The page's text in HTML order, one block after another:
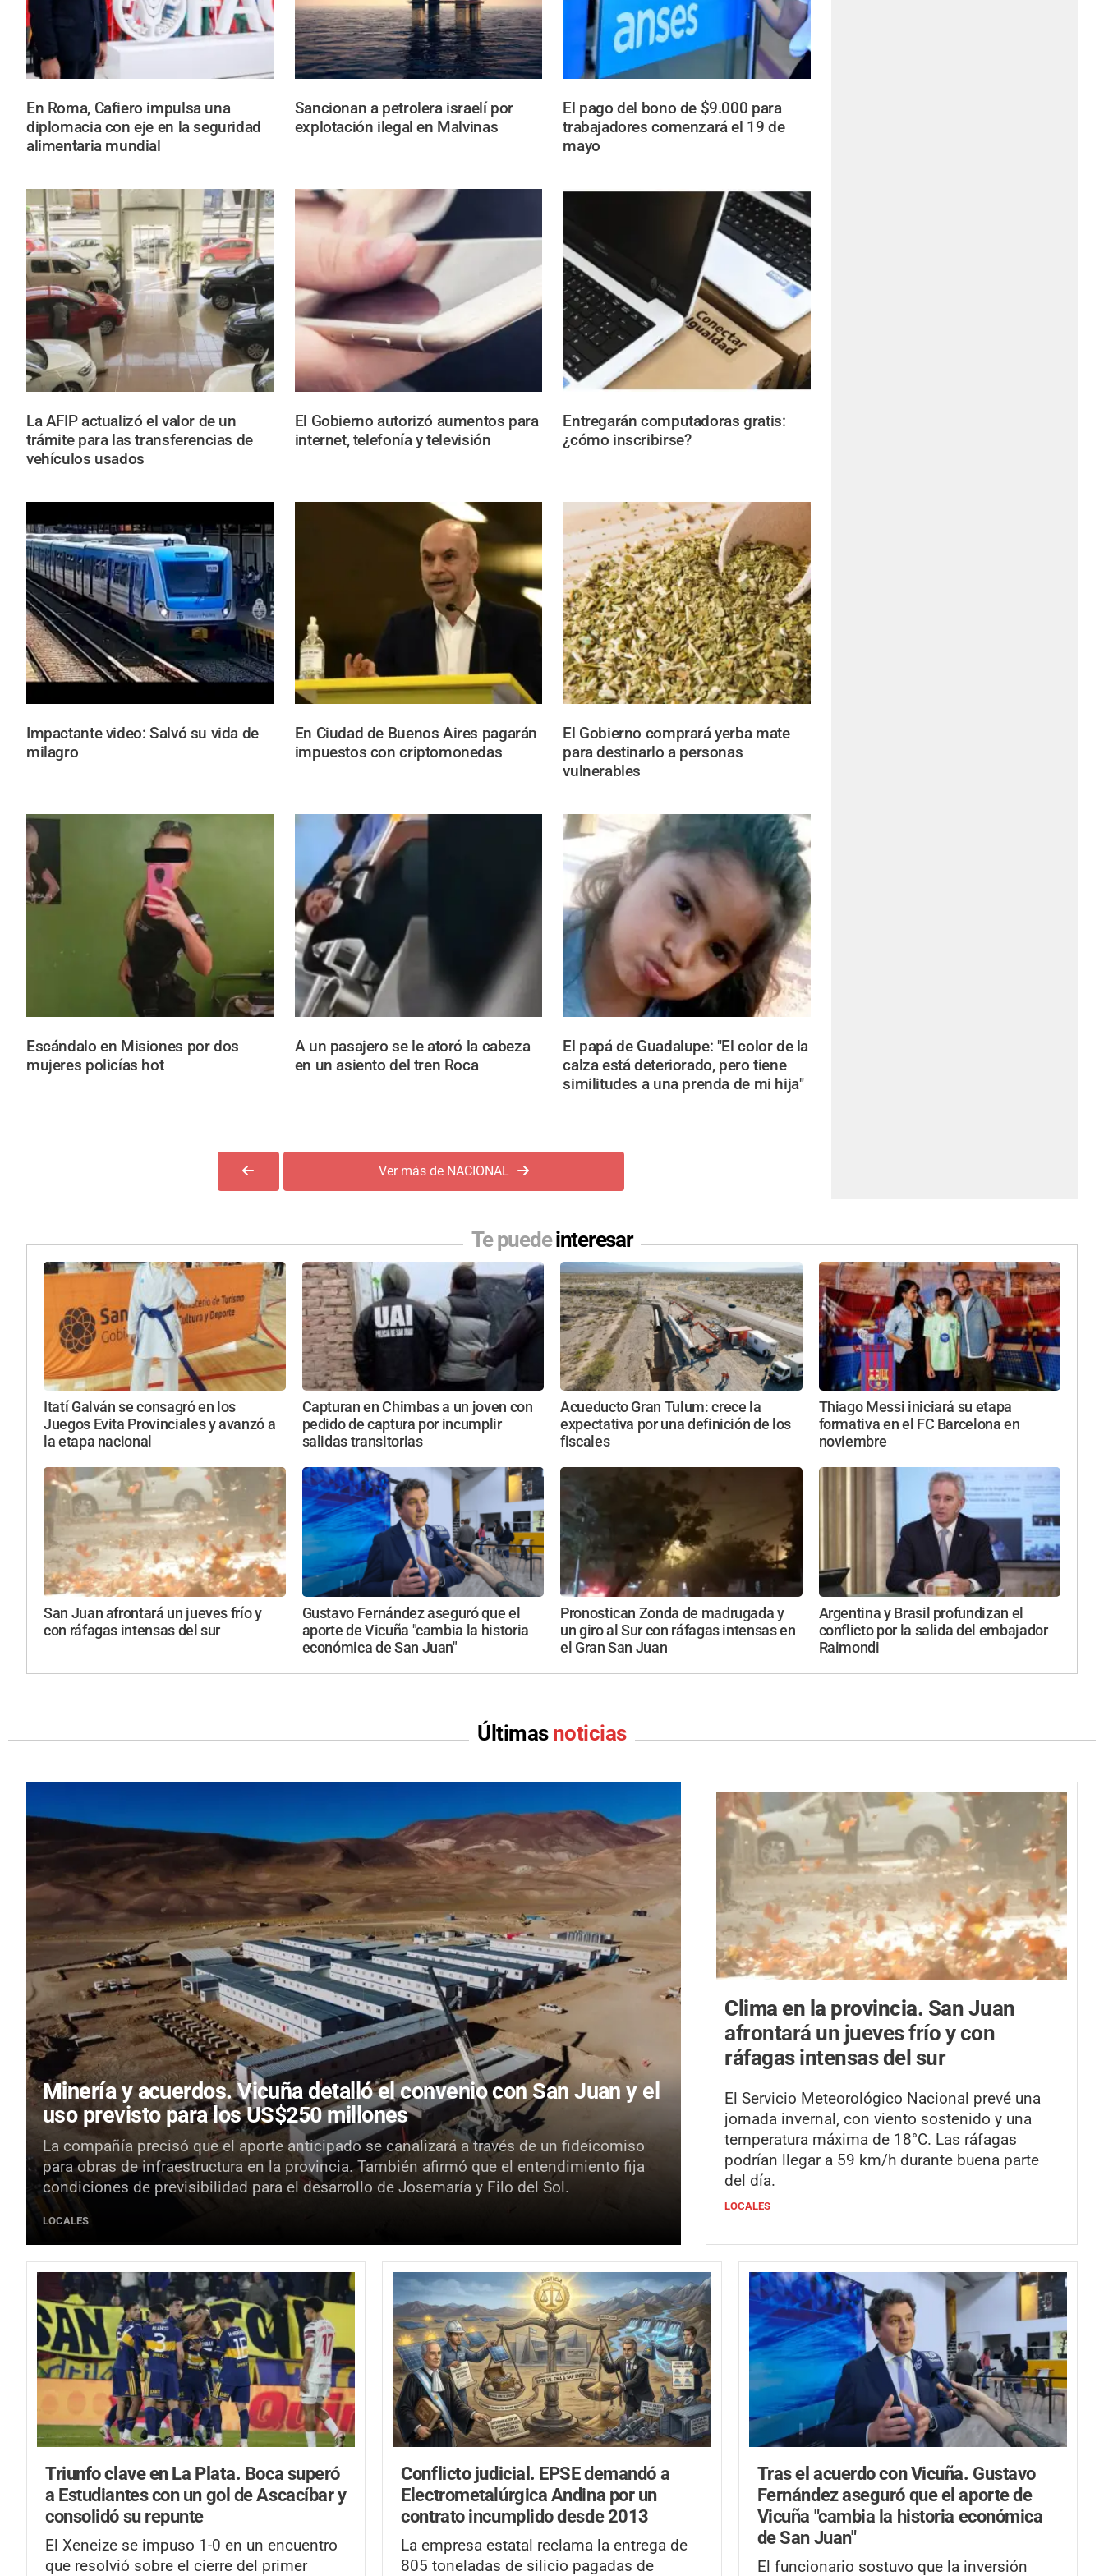
En Roma, Cafiero impulsa una
diplomacia con eje en la seguridad
alimentaria mundial
Sancionan a petrolera israelí por
explotación ilegal en Malvinas
El pago del bono de $9.000 para
trabajadores comenzará el 19 de
mayo
La AFIP actualizó el valor de un
trámite para las transferencias de
vehículos usados
El Gobierno autorizó aumentos para
internet, telefonía y televisión
Entregarán computadoras gratis:
¿cómo inscribirse?
Impactante video: Salvó su vida de
milagro
En Ciudad de Buenos Aires pagarán
impuestos con criptomonedas
El Gobierno comprará yerba mate
para destinarlo a personas
vulnerables
Escándalo en Misiones por dos
mujeres policías hot
A un pasajero se le atoró la cabeza
en un asiento del tren Roca
El papá de Guadalupe: "El color de la
calza está deteriorado, pero tiene
similitudes a una prenda de mi hija"
Ver más de NACIONAL
Te puedeinteresar
Itatí Galván se consagró en los
Juegos Evita Provinciales y avanzó a
la etapa nacional
Capturan en Chimbas a un joven con
pedido de captura por incumplir
salidas transitorias
Acueducto Gran Tulum: crece la
expectativa por una definición de los
fiscales
Thiago Messi iniciará su etapa
formativa en el FC Barcelona en
noviembre
San Juan afrontará un jueves frío y
con ráfagas intensas del sur
Gustavo Fernández aseguró que el
aporte de Vicuña "cambia la historia
económica de San Juan"
Pronostican Zonda de madrugada y
un giro al Sur con ráfagas intensas en
el Gran San Juan
Argentina y Brasil profundizan el
conflicto por la salida del embajador
Raimondi
Últimas noticias
Minería y acuerdos.Vicuña detalló el convenio con San Juan y el
uso previsto para los US$250 millones
La compañía precisó que el aporte anticipado se canalizará a través de un fideicomiso
para obras de infraestructura en la provincia. También afirmó que el entendimiento fija
condiciones de previsibilidad para el desarrollo de Josemaría y Filo del Sol.
LOCALES
Clima en la provincia. San Juan
afrontará un jueves frío y con
ráfagas intensas del sur
El Servicio Meteorológico Nacional prevé una
jornada invernal, con viento sostenido y una
temperatura máxima de 18°C. Las ráfagas
podrían llegar a 59 km/h durante buena parte
del día.
LOCALES
Triunfo clave en La Plata. Boca superó
a Estudiantes con un gol de Ascacíbar y
consolidó su repunte
El Xeneize se impuso 1-0 en un encuentro
que resolvió sobre el cierre del primer
Conflicto judicial. EPSE demandó a
Electrometalúrgica Andina por un
contrato incumplido desde 2013
La empresa estatal reclama la entrega de
805 toneladas de silicio pagadas de
Tras el acuerdo con Vicuña. Gustavo
Fernández aseguró que el aporte de
Vicuña "cambia la historia económica
de San Juan"
El funcionario sostuvo que la inversión